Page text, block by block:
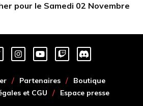
pour le Samedi 02 Novembre
Partenaires
Boutique
et CGU
Espace presse